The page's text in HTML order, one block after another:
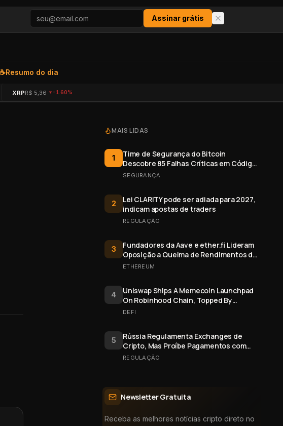
Assinar grátis
☕ Resumo do dia
MAIS LIDAS
1
Time de Segurança do Bitcoin
Descobre 85 Falhas Críticas em Código
Aberto
2
Lei CLARITY pode ser adiada para 2027,
indicam apostas de traders
REGULAÇÃO
3
Fundadores da Aave e ether.fi Lideram
Oposição a Queima de Rendimentos de
Staking do Ethereum
4
Uniswap Ships A Memecoin Launchpad
On Robinhood Chain, Topped By
$FRONG Token Minted Six Days Early
5
Rússia Regulamenta Exchanges de
Cripto, Mas Proíbe Pagamentos com
Bitcoin
REGULAÇÃO
Newsletter Gratuita
Receba as melhores notícias cripto direto no